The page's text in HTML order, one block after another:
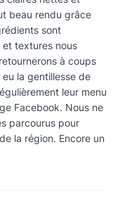
beau rendu grâce
sont
et textures nous
à coups
la gentillesse de
leur menu
Facebook. Nous ne
parcourus pour
la région. Encore un